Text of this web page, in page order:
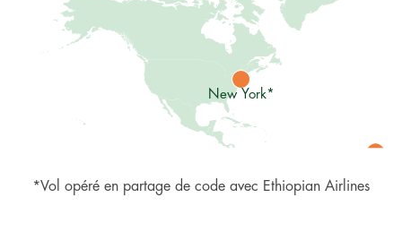
New York*
*Vol opéré en partage de code avec Ethiopian Airlines